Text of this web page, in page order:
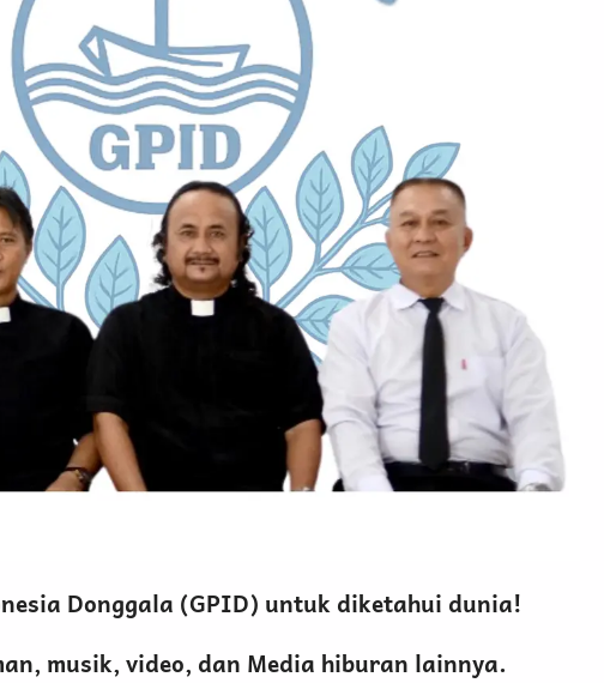
Donggala (GPID) untuk diketahui dunia!
musik, video, dan Media hiburan lainnya.